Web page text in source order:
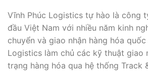
Vĩnh Phúc Logistics tự hào là công
đầu Việt Nam với nhiều năm kinh
chuyển và giao nhận hàng hóa
Logistics làm chủ các kỹ thuật giao
trạng hàng hóa qua hệ thống Track